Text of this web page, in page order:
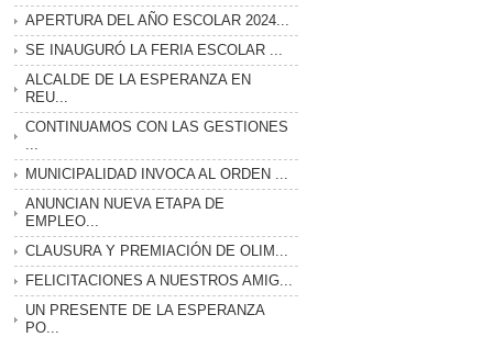
APERTURA DEL AÑO ESCOLAR 2024...
SE INAUGURÓ LA FERIA ESCOLAR ...
ALCALDE DE LA ESPERANZA EN
REU...
CONTINUAMOS CON LAS GESTIONES
MUNICIPALIDAD INVOCA AL ORDEN ...
ANUNCIAN NUEVA ETAPA DE
EMPLEO...
CLAUSURA Y PREMIACIÓN DE OLIM...
FELICITACIONES A NUESTROS AMIG...
UN PRESENTE DE LA ESPERANZA
PO...